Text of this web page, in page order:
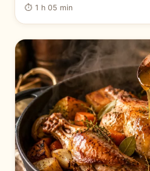
⏱ 1 h 05 min